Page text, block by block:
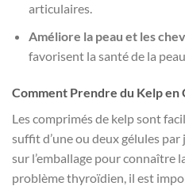
articulaires.
Améliore la peau et les
favorisent la santé de la
Comment Prendre du Kelp en
Les comprimés de kelp sont
suffit d’une ou deux gélules
sur l’emballage pour connaître
problème thyroïdien, il est